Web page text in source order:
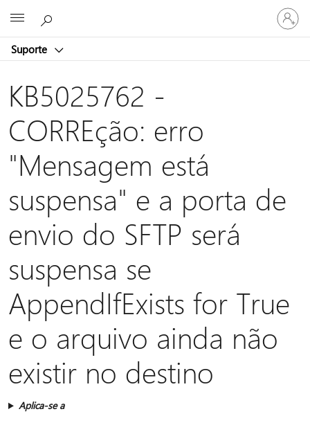
Suporte
Entre
em
sua
KB5025762 -
CORREção: erro
"Mensagem está
suspensa" e a porta de
envio do SFTP será
suspensa se
AppendIfExists for True
e o arquivo ainda não
existir no destino
Aplica-se a